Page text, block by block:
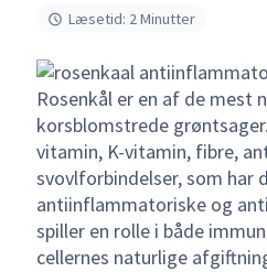
Læsetid: 2 Minutter
Rosenkål er en af de mest
korsblomstrede
vitamin, K-vitamin, fibre,
svovlforbindelser, som har
antiinflammatoriske og
spiller en rolle i både
cellernes naturlige